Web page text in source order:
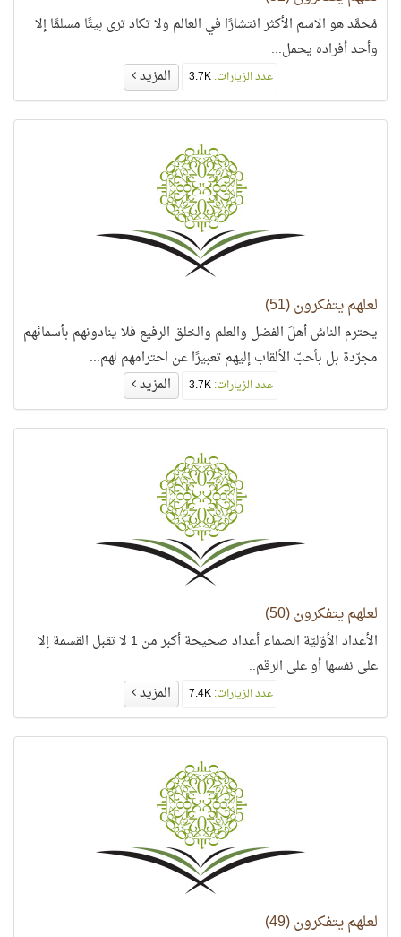
مُحمَّد هو الاسم الأكثر انتشارًا في العالم ولا تكاد ترى بيتًا مسلمًا إلا
وأحد أفراده يحمل...
عدد الزيارات: المزيد
لعلهم يتفكرون (51)
يحترم الناسُ أهلَ الفضل والعلم والخلق الرفيع فلا ينادونهم بأسمائهم
مجرّدة بل بأحبّ الألقاب إليهم تعبيرًا عن احترامهم لهم...
عدد الزيارات: المزيد
لعلهم يتفكرون (50)
الأعداد الأوّليّة الصماء أعداد صحيحة أكبر من 1 لا تقبل القسمة إلا
على نفسها أو على الرقم..
عدد الزيارات: المزيد
لعلهم يتفكرون (49)